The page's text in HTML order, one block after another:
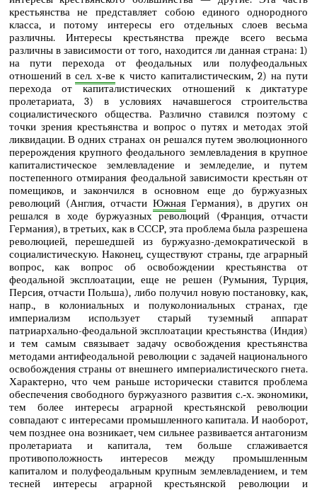
крестьянства не представляет собою единого однородного
класса, и потому интересы его отдельных слоев весьма
различны. Интересы крестьянства прежде всего весьма
различны в зависимости от того, находится ли данная страна: 1)
на пути перехода от феодальных или полуфеодальных
отношений всел. х‑ве к чисто капиталистическим, 2) на пути
перехода от капиталистических отношений к диктатуре
пролетариата, 3) в условиях начавшегося строительства
социалистического общества. Различно ставился поэтому с
точки зрения крестьянства и вопрос о путях и методах этой
ликвидации. В одних странах он решался путем эволюционного
перерождения крупного феодального землевладения в крупное
капиталистическое землевладение и земледелие, и путем
постепенного отмирания феодальной зависимости крестьян от
помещиков, и закончился в основном еще до буржуазных
революций (Англия, отчасти ЮжнаяГермания), в других он
решался в ходе буржуазных революций (Франция, отчасти
Германия), в третьих, как в СССР, эта проблема была разрешена
революцией, перешедшей из буржуазно-демократической в
социалистическую. Наконец, существуют страны, где аграрный
вопрос, как вопрос об освобождении крестьянства от
феодальной эксплоатации, еще не решен (Румыния, Турция,
Персия, отчасти Польша), либо получил новую постановку, как,
напр., в колониальных и полуколониальных странах, где
империализм использует старый туземный аппарат
патриархально-феодальной эксплоатации крестьянства (Индия)
и тем самым связывает задачу освобождения крестьянства
методами антифеодальной революции с задачей национального
освобождения страны от внешнего империалистического гнета.
Характерно, что чем раньше исторически ставится проблема
обеспечения свободного буржуазного развития с.‑х. экономики,
тем более интересы аграрной крестьянской революции
совпадают с интересами промышленного капитала. И наоборот,
чем позднее она возникает, чем сильнее развивается антагонизм
пролетариата и капитала, тем больше сглаживается
противоположность интересов между промышленным
капиталом и полуфеодальным крупным землевладением, и тем
тесней интересы аграрной крестьянской революции и